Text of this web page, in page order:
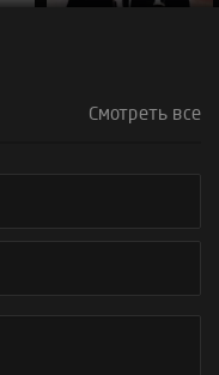
Смотреть все